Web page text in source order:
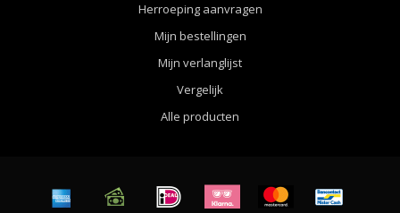
Herroeping aanvragen
Mijn bestellingen
Mijn verlanglijst
Vergelijk
Alle producten